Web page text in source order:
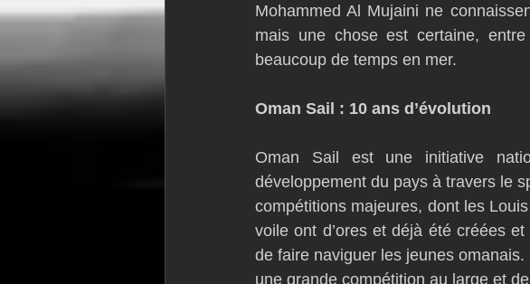
Mohammed Al Mujaini ne
mais une chose est certaine,
beaucoup de temps en mer.
Oman Sail : 10 ans d’évolution
Oman Sail est une initiative
développement du pays à travers le
compétitions majeures, dont les
voile ont d’ores et déjà été créées
de faire naviguer les jeunes omanais.
une grande compétition au large et